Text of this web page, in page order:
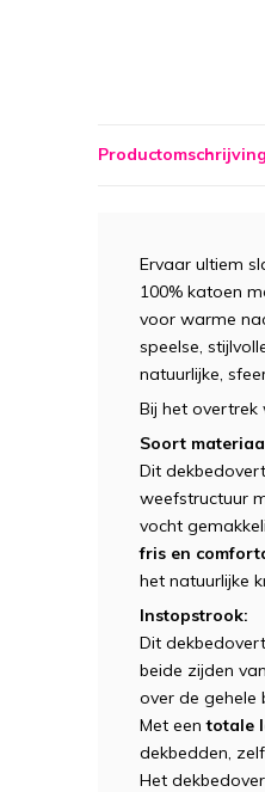
Productomschrijving
Ervaar ultiem
100% katoen
voor warme
speelse,
natuurlijke,
Bij het overtrek
Soort
Dit
weefstructuur
vocht
fris en
het natuurlijke
Instopstrook:
Dit
beide zijden
over de gehele
Met eentotale
dekbedden,
Het